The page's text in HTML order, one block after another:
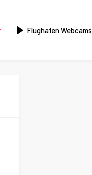
Flughafen Webcams